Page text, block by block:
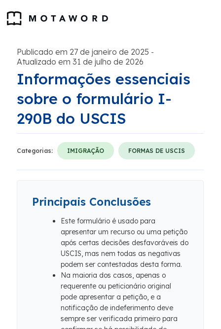
Publicado em 27 de janeiro de 2025 -
Atualizado em 31 de julho de 2026
Informações essenciais
sobre o formulário I-
290B do USCIS
Categorias: IMIGRAÇÃO FORMAS DE USCIS
Principais Conclusões
Este formulário é usado para
apresentar um recurso ou uma petição
após certas decisões desfavoráveis ​​do
USCIS, mas nem todas as negativas
podem ser contestadas desta forma.
Na maioria dos casos, apenas o
requerente ou peticionário original
pode apresentar a petição, e a
notificação de indeferimento deve
sempre ser verificada primeiro para